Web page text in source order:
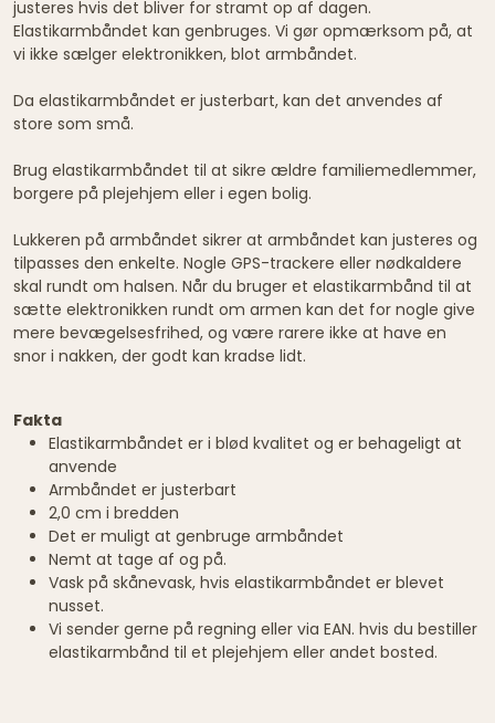
justeres hvis det bliver for stramt op af dagen.
Elastikarmbåndet kan genbruges. Vi gør opmærksom på, at
vi ikke sælger elektronikken, blot armbåndet.
Da elastikarmbåndet er justerbart, kan det anvendes af
store som små.
Brug elastikarmbåndet til at sikre ældre familiemedlemmer,
borgere på plejehjem eller i egen bolig.
Lukkeren på armbåndet sikrer at armbåndet kan justeres og
tilpasses den enkelte. Nogle GPS-trackere eller nødkaldere
skal rundt om halsen. Når du bruger et elastikarmbånd til at
sætte elektronikken rundt om armen kan det for nogle give
mere bevægelsesfrihed, og være rarere ikke at have en
snor i nakken, der godt kan kradse lidt.
Fakta
Elastikarmbåndet er i blød kvalitet og er behageligt at
anvende
Armbåndet er justerbart
2,0 cm i bredden
Det er muligt at genbruge armbåndet
Nemt at tage af og på.
Vask på skånevask, hvis elastikarmbåndet er blevet
nusset.
Vi sender gerne på regning eller via EAN. hvis du bestiller
elastikarmbånd til et plejehjem eller andet bosted.